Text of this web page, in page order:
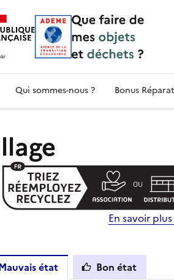
— Que Faire de mes objets &
Qui sommes-nous ? Bonus
En savoir
état Bon état